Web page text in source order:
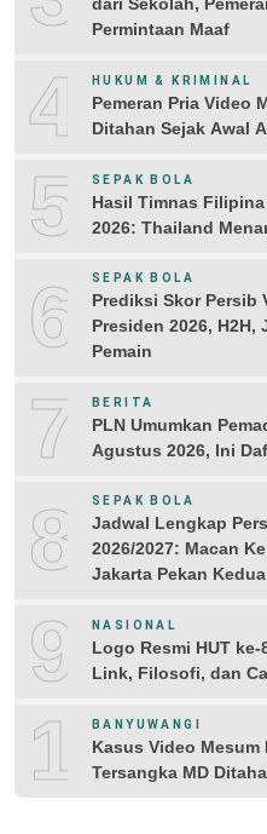
Permintaan Maaf
4 HUKUM & KRIMINAL
Pemeran Pria Video
Ditahan Sejak Awal
5 SEPAK BOLA
Hasil Timnas
2026: Thailand
6 SEPAK BOLA
Prediksi Skor Persib
Presiden 2026,
Pemain
7 BERITA
PLN Umumkan
Agustus 2026, Ini
8 SEPAK BOLA
Jadwal Lengkap
2026/2027: Macan
Jakarta Pekan Kedua
9 NASIONAL
Logo Resmi HUT
Link, Filosofi, dan
10BANYUWANGI
Kasus Video
Tersangka MD